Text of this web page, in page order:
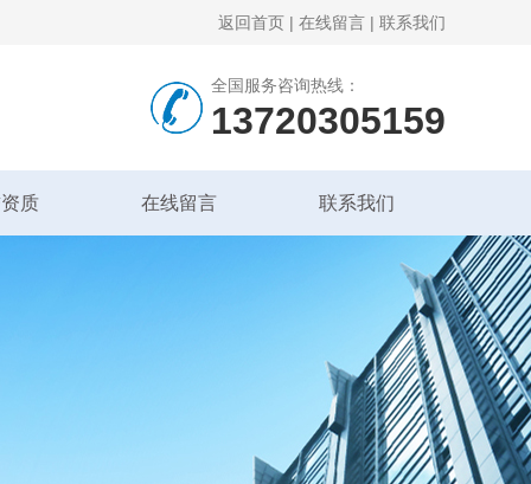
返回首页 | 在线留言 | 联系我们
全国服务咨询热线：
13720305159
质 在线留言 联系我们